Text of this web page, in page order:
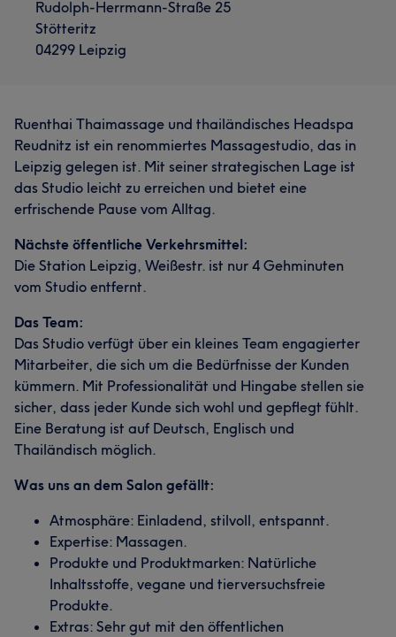
Rudolph-Herrmann-Straße 25
Stötteritz
04299 Leipzig
Ruenthai Thaimassage und thailändisches Headspa
Reudnitz ist ein renommiertes Massagestudio, das in
Leipzig gelegen ist. Mit seiner strategischen Lage ist
das Studio leicht zu erreichen und bietet eine
erfrischende Pause vom Alltag.
Nächste öffentliche Verkehrsmittel:
Die Station Leipzig, Weißestr. ist nur 4 Gehminuten
vom Studio entfernt.
Das Team:
Das Studio verfügt über ein kleines Team engagierter
Mitarbeiter, die sich um die Bedürfnisse der Kunden
kümmern. Mit Professionalität und Hingabe stellen sie
sicher, dass jeder Kunde sich wohl und gepflegt fühlt.
Eine Beratung ist auf Deutsch, Englisch und
Thailändisch möglich.
Was uns an dem Salon gefällt:
Atmosphäre: Einladend, stilvoll, entspannt.
Expertise: Massagen.
Produkte und Produktmarken: Natürliche
Inhaltsstoffe, vegane und tierversuchsfreie
Produkte.
Extras: Sehr gut mit den öffentlichen